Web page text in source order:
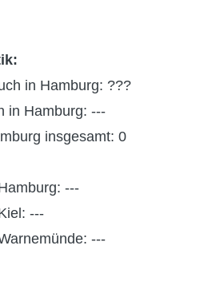
in Hamburg: ???
in Hamburg: ---
insgesamt: 0
---
---
---